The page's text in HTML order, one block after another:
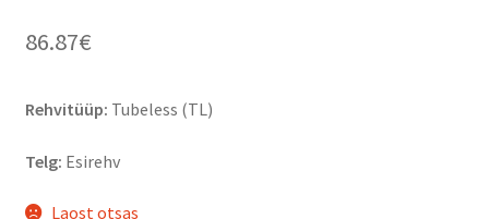
86.87€
Rehvitüüp: Tubeless (TL)
Telg: Esirehv
Laost otsas